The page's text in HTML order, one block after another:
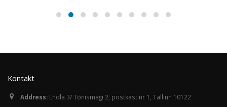
Kontakt
Address: Endla 3/ Tõnismägi 2, postkast nr 1, Tallinn 10122